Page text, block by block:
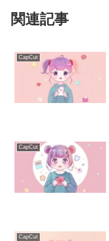
関連記事
CapCut
CapCut
CapCut